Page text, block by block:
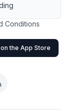
Conditions
the App Store